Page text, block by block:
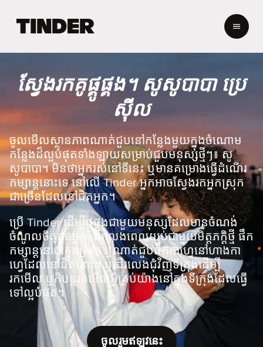
ម
T
e
r
ស្វែងរកគូផ្គូផ្គង។ សូសូបាបា ប្រេ
ស៊ីល
ចូលមើលស្ថានភាពណាត់ជួបនៅកន្លែងមួយក្នុងចំណោម
កន្លែងដ៏ល្អបំផុតទាំងឡាយសម្រាប់ជួបមនុស្សថ្មីៗ៖ សូ
សូបាបា។ មិនថាអ្នករស់នៅទីនេះ ឬមានគម្រោងធ្វើដំណើរ
កម្សាន្តនោះទេ នៅលើ Tinder អ្នកអាចស្វែងរកអ្នកស្រុក
ជាច្រើនដែលនៅជិតអ្នក។
ប្រើ Tinder ដើម្បីផ្គូផ្គងជាមួយមនុស្សដែលមានចំណង់
ចំណូលចិត្តដូចអ្នក ដើរលេងពេលយប់ជាមួយមិត្តភក្តិថ្មី ផឹក
កម្សាន្តនៅបាក្នុងស្រុក ឬណាត់ជួបផឹកកាហ្វេនៅហាងកា
ហ្វេដែលនៅជិតនោះ។ ឬដើរលេងជុំវិញទីក្រុងដើម្បី
រកមើល ឬក៏បន្តរកមើលអ្វីគ្រប់យ៉ាងនៅក្នុងទីក្រុងដែលធ្វើ
ទៅល្អបំផុត។
ចូលរួមឥឡូវនេះ